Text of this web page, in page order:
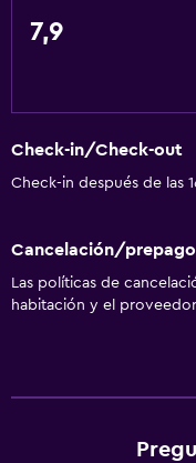
Centro de negocios
Cambio de divisas
Check-out exprés
7,9
Check-in/Check-out
Check-in después de las
Cancelación/prepago
Las políticas de
habitación y el